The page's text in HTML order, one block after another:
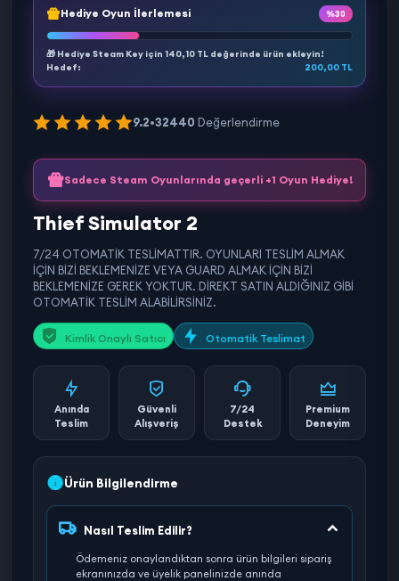
Hediye Oyun İlerlemesi %30
🎁 Hediye Steam Key için 140,10 TL değerinde ürün ekleyin!
Hedef:
200,00 TL
9.2•32440 Değerlendirme
Sadece Steam Oyunlarında geçerli +1 Oyun Hediye!
Thief Simulator 2
7/24 OTOMATİK TESLİMATTIR. OYUNLARI TESLİM ALMAK
İÇİN BİZİ BEKLEMENİZE VEYA GUARD ALMAK İÇİN BİZİ
BEKLEMENİZE GEREK YOKTUR. DİREKT SATIN ALDIĞINIZ GİBİ
OTOMATİK TESLİM ALABİLİRSİNİZ.
Kimlik Onaylı Satıcı Otomatik Teslimat
Anında
Teslim
Güvenli
Alışveriş
7/24
Destek
Premium
Deneyim
Ürün Bilgilendirme
Nasıl Teslim Edilir?
Ödemeniz onaylandıktan sonra ürün bilgileri sipariş
ekranınızda ve üyelik panelinizde anında